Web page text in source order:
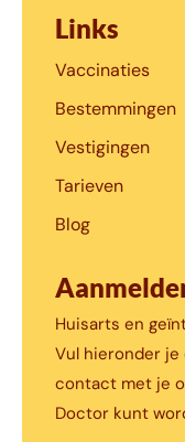
Links
Vaccinaties
Bestemmingen
Vestigingen
Tarieven
Blog
Huisarts en
Vul hieronder je
contact met je
Doctor kunt